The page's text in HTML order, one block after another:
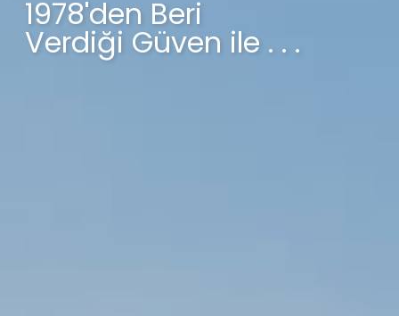
1978'den Beri
Verdiği Güven ile . . .